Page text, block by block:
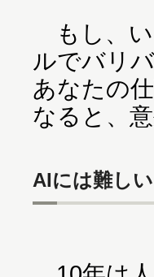
もし、い
ルでバリ
あなたの
なると、
AIには難し